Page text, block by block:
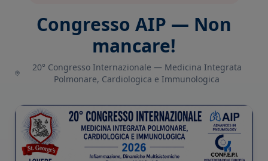
Congresso AIP — Non
mancare!
20° Congresso Internazionale — Medicina Integrata
Polmonare, Cardiologica e Immunologica